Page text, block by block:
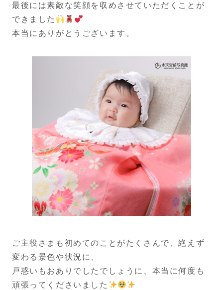
最後には素敵な笑顔を収めさせていただくことが
できました
本当にありがとうございます。
ご主役さまも初めてのことがたくさんで、絶えず
変わる景色や状況に、
戸惑いもおありでしたでしょうに、本当に何度も
頑張ってくださいました